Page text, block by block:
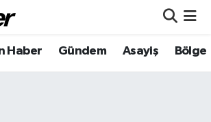
Haber Gündem Asayiş Bölge